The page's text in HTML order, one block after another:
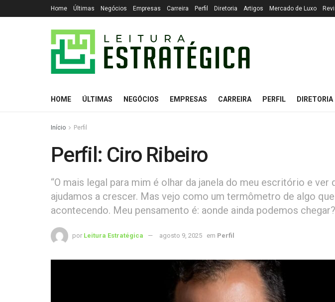
Home Últimas Negócios Empresas Carreira Perfil Diretoria Artigos Mercado de Luxo
HOME ÚLTIMAS NEGÓCIOS EMPRESAS CARREIRA PERFIL DIRETORIA
Início Perfil
Perfil: Ciro Ribeiro
“O mais legal para mim é olhar da janela do meu escritório e ver
ajudamos a crescer. Mas vejo como um termômetro de algo
acontecendo. Meu pensamento é: aonde ainda podemos
por Leitura Estratégica agosto 9, 2025 em Perfil